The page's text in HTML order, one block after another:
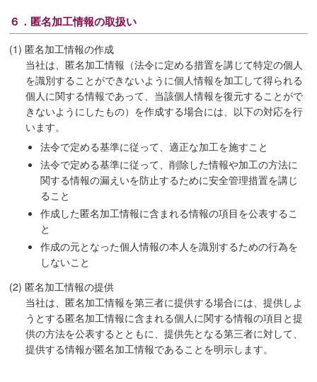
６．匿名加工情報の取扱い
(1) 匿名加工情報の作成
当社は、匿名加工情報（法令に定める措置を講じて特定の個人
を識別することができないように個人情報を加工して得られる
個人に関する情報であって、当該個人情報を復元することがで
きないようにしたもの）を作成する場合には、以下の対応を行
います。
法令で定める基準に従って、適正な加工を施すこと
法令で定める基準に従って、削除した情報や加工の方法に
関する情報の漏えいを防止するために安全管理措置を講じ
ること
作成した匿名加工情報に含まれる情報の項目を公表するこ
と
作成の元となった個人情報の本人を識別するための行為を
しないこと
(2) 匿名加工情報の提供
当社は、匿名加工情報を第三者に提供する場合には、提供しよ
うとする匿名加工情報に含まれる個人に関する情報の項目と提
供の方法を公表するとともに、提供先となる第三者に対して、
提供する情報が匿名加工情報であることを明示します。